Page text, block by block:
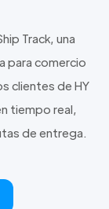
Track, una
para comercio
clientes de HY
tiempo real,
de entrega.